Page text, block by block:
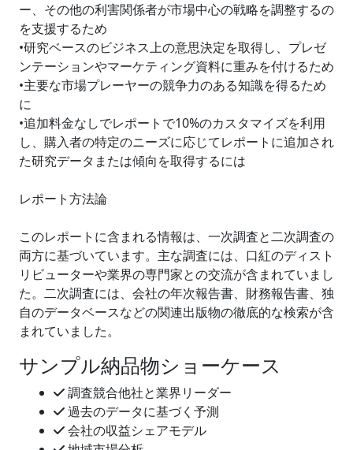
ー、その他の利害関係者が市場中心の戦略を調整するの
を支援するため
•研究ベースのビジネス上の意思決定を取得し、プレゼ
ンテーションやマーケティング資料に重みを付けるため
•主要な市場プレーヤーの競争力のある知識を得るため
に
•追加料金なしでレポートで10%のカスタマイズを利用
し、購入者の特定のニーズに応じてレポートに追加され
た研究データまたは傾向を取得するには
レポート方法論
このレポートに含まれる情報は、一次調査と二次調査の
両方に基づいています。主な調査には、口紅のディスト
リビューターや業界の専門家との交流が含まれていまし
た。二次調査には、会社の年次報告書、財務報告書、独
自のデータベースなどの関連出版物の徹底的な検索が含
まれていました。
サンプル納品物ショーケース
調査競合他社と業界リーダー
過去のデータに基づく予測
会社の収益シェアモデル